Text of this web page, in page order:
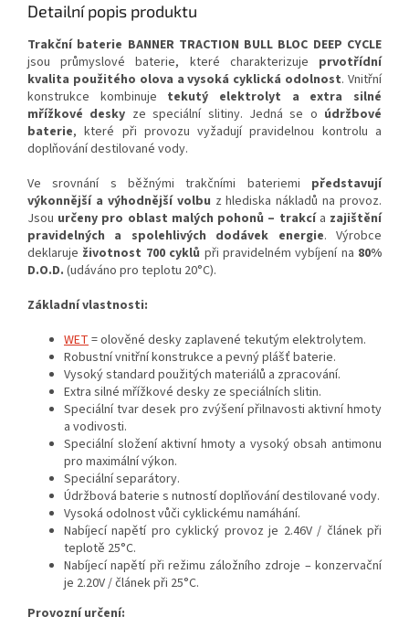
Detailní popis produktu
Trakční baterie BANNER TRACTION BULL BLOC DEEP CYCLE
jsou průmyslové baterie, které charakterizuje prvotřídní
kvalita použitého olova a vysoká cyklická odolnost. Vnitřní
konstrukce kombinuje tekutý elektrolyt a extra silné
mřížkové desky ze speciální slitiny. Jedná se o údržbové
baterie, které při provozu vyžadují pravidelnou kontrolu a
doplňování destilované vody.
Ve srovnání s běžnými trakčními bateriemi představují
výkonnější a výhodnější volbu z hlediska nákladů na provoz.
Jsou určeny pro oblast malých pohonů – trakcía zajištění
pravidelných a spolehlivých dodávek energie. Výrobce
deklaruje životnost 700 cyklů při pravidelném vybíjení na 80%
D.O.D. (udáváno pro teplotu 20°C).
Základní vlastnosti:
WET= olověné desky zaplavené tekutým elektrolytem.
Robustní vnitřní konstrukce a pevný plášť baterie.
Vysoký standard použitých materiálů a zpracování.
Extra silné mřížkové desky ze speciálních slitin.
Speciální tvar desek pro zvýšení přilnavosti aktivní hmoty
a vodivosti.
Speciální složení aktivní hmoty a vysoký obsah antimonu
pro maximální výkon.
Speciální separátory.
Údržbová baterie s nutností doplňování destilované vody.
Vysoká odolnost vůči cyklickému namáhání.
Nabíjecí napětí pro cyklický provoz je 2.46V / článek při
teplotě 25°C.
Nabíjecí napětí při režimu záložního zdroje – konzervační
je 2.20V / článek při 25°C.
Provozní určení: